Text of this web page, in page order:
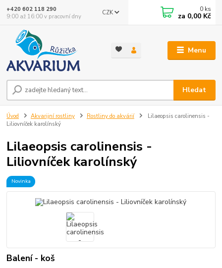
Menu
CZK
Hledat
+420 602 118 290
9:00 až 16:00 v pracovní dny
0 ks
za 0,00 Kč
Úvod Akvarijní rostliny Rostliny do akvárií
Lilaeopsis carolinensis -
Liliovníček karolínský
Lilaeopsis carolinensis -
Liliovníček karolínský
Novinka
Balení - koš